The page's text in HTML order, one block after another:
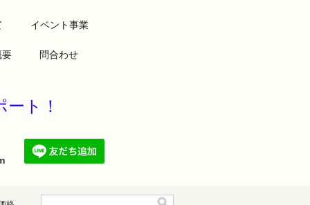
イベント事業
要 問合わせ
サポート！